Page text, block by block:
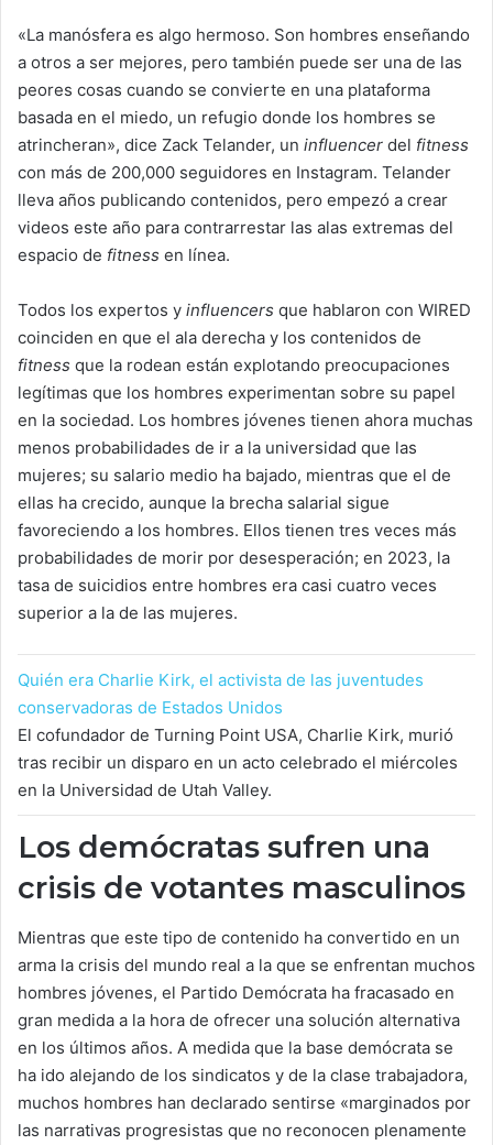
«La manósfera es algo hermoso. Son hombres enseñando
a otros a ser mejores, pero también puede ser una de las
peores cosas cuando se convierte en una plataforma
basada en el miedo, un refugio donde los hombres se
atrincheran», dice Zack Telander, un influencer del fitness
con más de 200,000 seguidores en Instagram. Telander
lleva años publicando contenidos, pero empezó a crear
videos este año para contrarrestar las alas extremas del
espacio de fitness en línea.
Todos los expertos y influencers que hablaron con WIRED
coinciden en que el ala derecha y los contenidos de
fitness que la rodean están explotando preocupaciones
legítimas que los hombres experimentan sobre su papel
en la sociedad. Los hombres jóvenes tienen ahora muchas
menos probabilidades de ir a la universidad que las
mujeres; su salario medio ha bajado, mientras que el de
ellas ha crecido, aunque la brecha salarial sigue
favoreciendo a los hombres. Ellos tienen tres veces más
probabilidades de morir por desesperación; en 2023, la
tasa de suicidios entre hombres era casi cuatro veces
superior a la de las mujeres.
Quién era Charlie Kirk, el activista de las juventudes
conservadoras de Estados Unidos
El cofundador de Turning Point USA, Charlie Kirk, murió
tras recibir un disparo en un acto celebrado el miércoles
en la Universidad de Utah Valley.
Los demócratas sufren una
crisis de votantes masculinos
Mientras que este tipo de contenido ha convertido en un
arma la crisis del mundo real a la que se enfrentan muchos
hombres jóvenes, el Partido Demócrata ha fracasado en
gran medida a la hora de ofrecer una solución alternativa
en los últimos años. A medida que la base demócrata se
ha ido alejando de los sindicatos y de la clase trabajadora,
muchos hombres han declarado sentirse «marginados por
las narrativas progresistas que no reconocen plenamente